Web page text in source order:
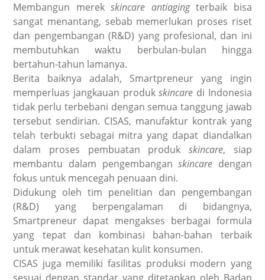
Membangun merekskincare antiagingterbaik bisa
sangat menantang, sebab memerlukan proses riset
dan pengembangan (R&D) yang profesional, dan ini
membutuhkan waktu berbulan-bulan hingga
bertahun-tahun lamanya.
Berita baiknya adalah, Smartpreneur yang ingin
memperluas jangkauan produkskincare di Indonesia
tidak perlu terbebani dengan semua tanggung jawab
tersebut sendirian. CISAS, manufaktur kontrak yang
telah terbukti sebagai mitra yang dapat diandalkan
dalam proses pembuatan produk skincare, siap
membantu dalam pengembanganskincare dengan
fokus untuk mencegah penuaan dini.
Didukung oleh tim penelitian dan pengembangan
(R&D) yang berpengalaman di bidangnya,
Smartpreneur dapat mengakses berbagai formula
yang tepat dan kombinasi bahan-bahan terbaik
untuk merawat kesehatan kulit konsumen.
CISAS juga memiliki fasilitas produksi modern yang